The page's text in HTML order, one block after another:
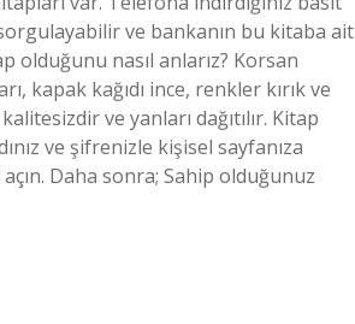
ve bankanın bu kitaba ait
olduğunu nasıl anlarız? Korsan
kapak kağıdı ince, renkler kırık ve
ve yanları dağıtılır. Kitap
ve şifrenizle kişisel sayfanıza
Daha sonra; Sahip olduğunuz